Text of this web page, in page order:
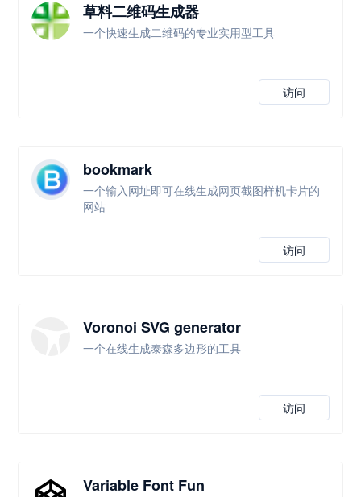
草料二维码生成器
一个快速生成二维码的专业实用型工具
访问
bookmark
一个输入网址即可在线生成网页截图样机卡片的
网站
访问
Voronoi SVG generator
一个在线生成泰森多边形的工具
访问
Variable Font Fun